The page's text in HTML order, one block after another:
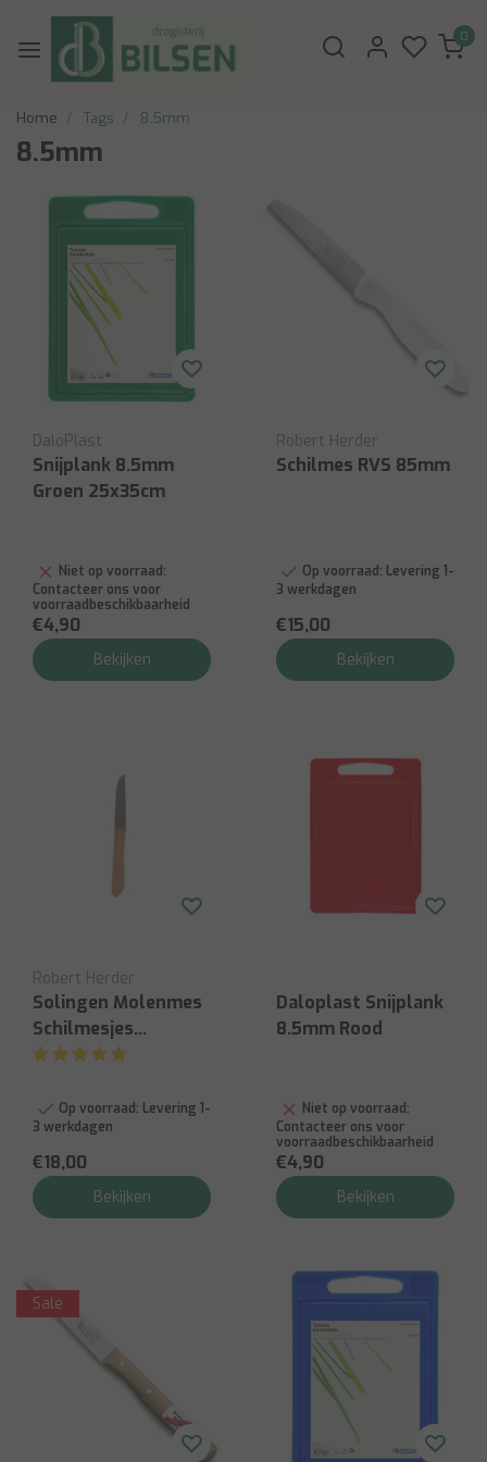
0
Home Tags 8.5mm
8.5mm
DaloPlast
Snijplank 8.5mm
Groen 25x35cm
Niet op voorraad:
Contacteer ons voor
voorraadbeschikbaarheid
€4,90
Bekijken
Robert Herder
Schilmes RVS 85mm
Op voorraad: Levering 1-
3 werkdagen
€15,00
Bekijken
Robert Herder
Solingen Molenmes
Schilmesjes
Molenmes
85mmOp voorraad: Levering 1-
3 werkdagen
€18,00
Bekijken
Daloplast Snijplank
8.5mm Rood
Niet op voorraad:
Contacteer ons voor
voorraadbeschikbaarheid
€4,90
Bekijken
Sale